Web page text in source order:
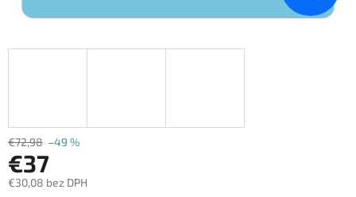
€72,98 –49 %
€37
€30,08 bez DPH